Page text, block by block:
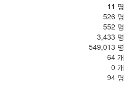
11 명
526 명
552 명
3,433 명
549,013 명
64 개
0 개
94 명